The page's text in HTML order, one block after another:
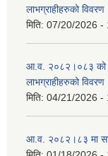
लाभग्राहीहरुको विवरण
मिति: 07/20/2026 -
आ.व. २०८२।०८३ को
लाभग्राहीहरुको विवरण
मिति: 04/21/2026 -
आ.व. २०८२।८३ मा